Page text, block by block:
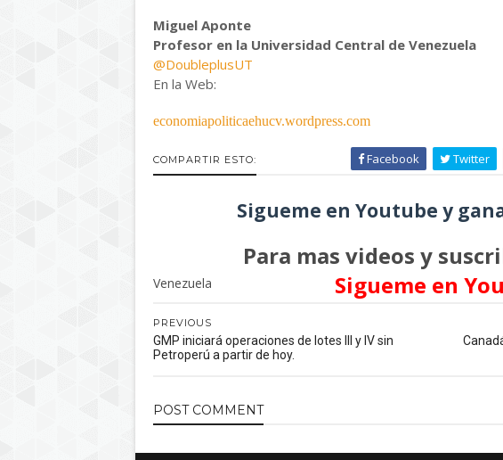
Miguel Aponte
Profesor en la Universidad Central de Venezuela
@DoubleplusUT
En la Web:
economiapoliticaehucv.wordpress.com
COMPARTIR ESTO: Facebook Twitter
Sigueme en Youtube y
Para mas videos y
Sigueme en
Venezuela
PREVIOUS
GMP iniciará operaciones de lotes III y IV sin
Petroperú a partir de hoy.
POST COMMENT